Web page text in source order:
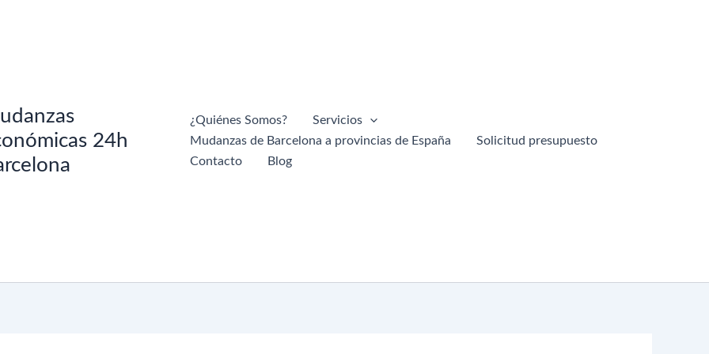
24h
¿Quiénes Somos?
Servicios
Mudanzas de Barcelona a provincias de España
Solicitud presupuesto
Contacto
Blog